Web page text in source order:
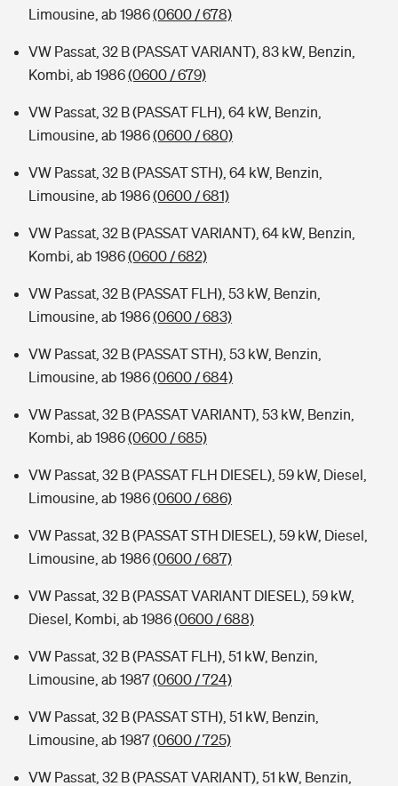
Limousine, ab 1986(0600 / 678)
VW Passat, 32 B (PASSAT VARIANT), 83 kW, Benzin,
Kombi, ab 1986(0600 / 679)
VW Passat, 32 B (PASSAT FLH), 64 kW, Benzin,
Limousine, ab 1986(0600 / 680)
VW Passat, 32 B (PASSAT STH), 64 kW, Benzin,
Limousine, ab 1986(0600 / 681)
VW Passat, 32 B (PASSAT VARIANT), 64 kW, Benzin,
Kombi, ab 1986(0600 / 682)
VW Passat, 32 B (PASSAT FLH), 53 kW, Benzin,
Limousine, ab 1986(0600 / 683)
VW Passat, 32 B (PASSAT STH), 53 kW, Benzin,
Limousine, ab 1986(0600 / 684)
VW Passat, 32 B (PASSAT VARIANT), 53 kW, Benzin,
Kombi, ab 1986(0600 / 685)
VW Passat, 32 B (PASSAT FLH DIESEL), 59 kW, Diesel,
Limousine, ab 1986(0600 / 686)
VW Passat, 32 B (PASSAT STH DIESEL), 59 kW, Diesel,
Limousine, ab 1986(0600 / 687)
VW Passat, 32 B (PASSAT VARIANT DIESEL), 59 kW,
Diesel, Kombi, ab 1986(0600 / 688)
VW Passat, 32 B (PASSAT FLH), 51 kW, Benzin,
Limousine, ab 1987(0600 / 724)
VW Passat, 32 B (PASSAT STH), 51 kW, Benzin,
Limousine, ab 1987(0600 / 725)
VW Passat, 32 B (PASSAT VARIANT), 51 kW, Benzin,